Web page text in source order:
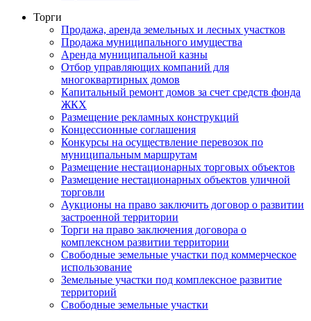
Торги
Продажа, аренда земельных и лесных участков
Продажа муниципального имущества
Аренда муниципальной казны
Отбор управляющих компаний для
многоквартирных домов
Капитальный ремонт домов за счет средств фонда
ЖКХ
Размещение рекламных конструкций
Концессионные соглашения
Конкурсы на осуществление перевозок по
муниципальным маршрутам
Размещение нестационарных торговых объектов
Размещение нестационарных объектов уличной
торговли
Аукционы на право заключить договор о развитии
застроенной территории
Торги на право заключения договора о
комплексном развитии территории
Свободные земельные участки под коммерческое
использование
Земельные участки под комплексное развитие
территорий
Свободные земельные участки